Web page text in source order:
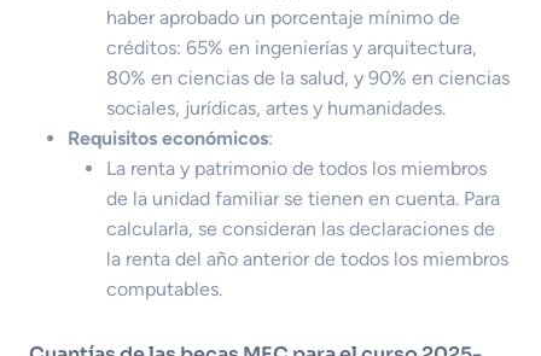
haber aprobado un porcentaje mínimo de
créditos: 65% en ingenierías y arquitectura,
80% en ciencias de la salud, y 90% en ciencias
sociales, jurídicas, artes y humanidades.
Requisitos económicos:
La renta y patrimonio de todos los miembros
de la unidad familiar se tienen en cuenta. Para
calcularla, se consideran las declaraciones de
la renta del año anterior de todos los miembros
computables.